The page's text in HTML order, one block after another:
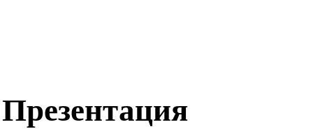
Презентация